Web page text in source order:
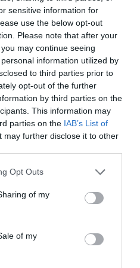
sensitive information for
use the below opt-out
Please note that after your
may continue seeing
information utilized by
to third parties prior to
opt-out of the further
by third parties on the
This information may
parties on the IAB’s List of
may further disclose it to other
Opt Outs
of my
of my
la calidad de vida de los
Borrás. Y al mismo tiempo
del tratamiento
con un incremento del
uso de recursos
aumento de costes del
la PsO y la APs para el
este experto.
entre el
las necesidades del
con IMID ha sido otro de
importante cita médica. En
la investigación aplicada
evidencia de calidad